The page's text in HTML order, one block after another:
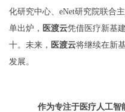
化研究中心、eNet研究院联合
单出炉， 医渡云凭借医疗新基
十。未来， 医渡云将继续在新
发展。
作为专注于医疗人工智